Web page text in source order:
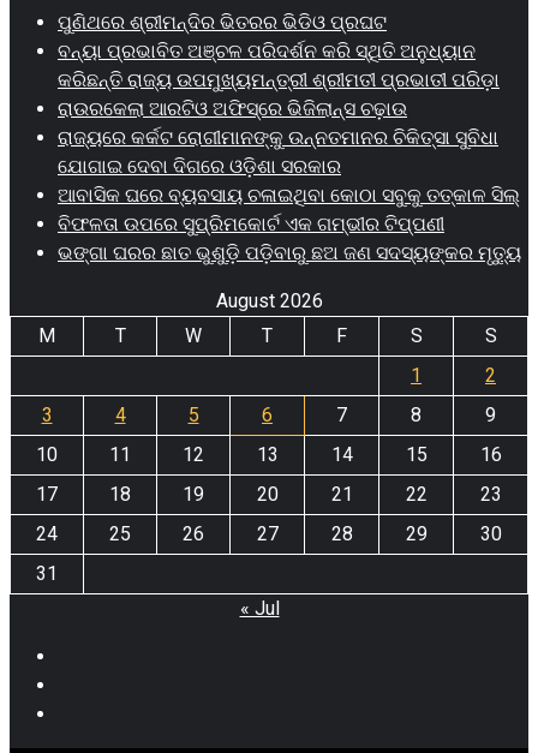
ପୁଣିଥରେ ଶ୍ରୀମନ୍ଦିର ଭିତରର ଭିଡିଓ ପ୍ରଘଟ
ବନ୍ୟା ପ୍ରଭାବିତ ଅଞ୍ଚଳ ପରିଦର୍ଶନ କରି ସ୍ଥିତି ଅନୁଧ୍ୟାନ
କରିଛନ୍ତି ରାଜ୍ୟ ଉପମୁଖ୍ୟମନ୍ତ୍ରୀ ଶ୍ରୀମତୀ ପ୍ରଭାତୀ ପରିଡ଼ା
ରାଉରକେଲା ଆରଟିଓ ଅଫିସ୍‌ରେ ଭିଜିଲାନ୍ସ ଚଢ଼ାଉ
ରାଜ୍ୟରେ କର୍କଟ ରୋଗୀମାନଙ୍କୁ ଉନ୍ନତମାନର ଚିକିତ୍ସା ସୁବିଧା
ଯୋଗାଇ ଦେବା ଦିଗରେ ଓଡ଼ିଶା ସରକାର
ଆବାସିକ ଘରେ ବ୍ୟବସାୟ ଚଳାଇଥିବା କୋଠା ସବୁକୁ ତତ୍କାଳ ସିଲ୍‌
ବିଫଳତା ଉପରେ ସୁପ୍ରିମକୋର୍ଟ ଏକ ଗମ୍ଭୀର ଟିପ୍ପଣୀ
ଭଙ୍ଗା ଘରର ଛାତ ଭୁଶୁଡ଼ି ପଡ଼ିବାରୁ ଛଅ ଜଣ ସଦସ୍ୟଙ୍କର ମୃତ୍ୟୁ
August 2026
M
T W T F S
S
1
2
3
4 5 6 7 8
9
10
11 12 13 14 15
16
17
18 19 20 21 22
23
24
25 26 27 28 29
30
31
« Jul